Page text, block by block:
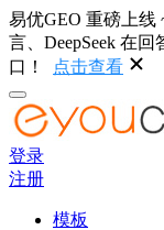
易优GEO 重磅上线
言、DeepSeek 在
口！
点击查看
登录
注册
模板